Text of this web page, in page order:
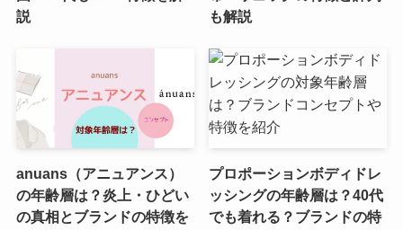
説
も解説
anuans（アニュアンス）
の年齢層は？炎上・ひどい
の真相とブランドの特徴を
プロポーションボディドレ
ッシングの年齢層は？40代
でも着れる？ブランドの特